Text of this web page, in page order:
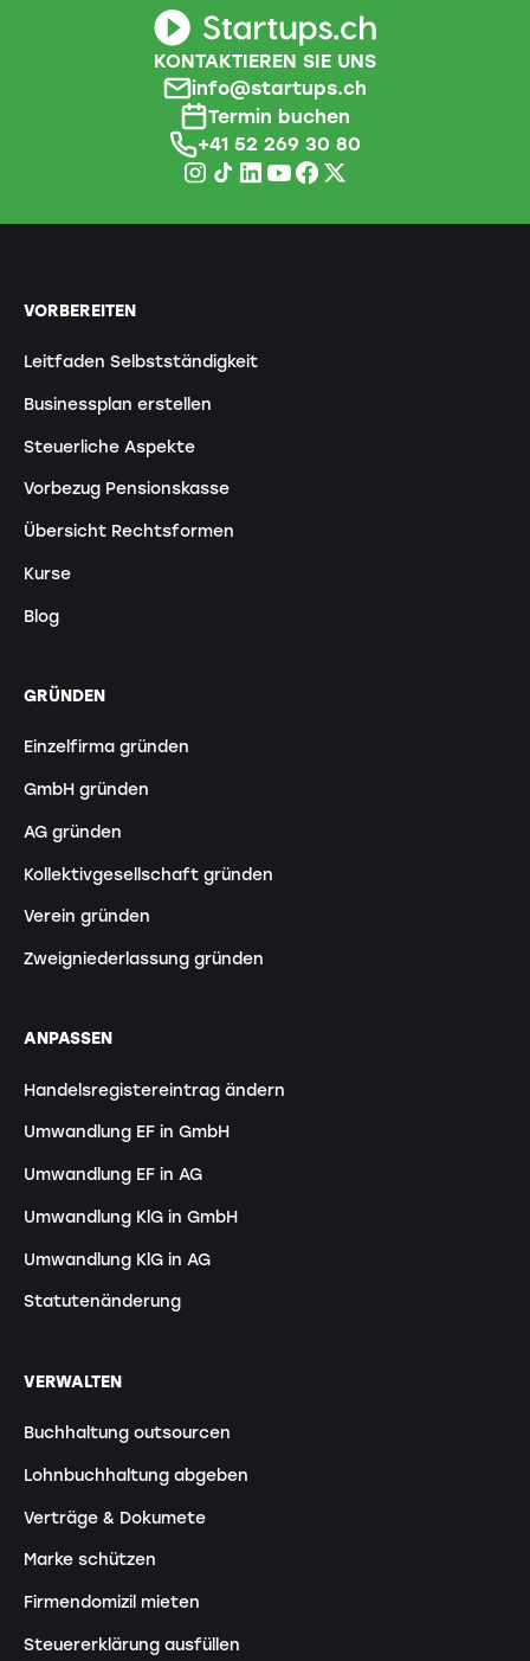
KONTAKTIEREN SIE UNS
info@startups.ch
Termin buchen
+41 52 269 30 80
VORBEREITEN
Leitfaden Selbstständigkeit
Businessplan erstellen
Steuerliche Aspekte
Vorbezug Pensionskasse
Übersicht Rechtsformen
Kurse
Blog
GRÜNDEN
Einzelfirma gründen
GmbH gründen
AG gründen
Kollektivgesellschaft gründen
Verein gründen
Zweigniederlassung gründen
ANPASSEN
Handelsregistereintrag ändern
Umwandlung EF in GmbH
Umwandlung EF in AG
Umwandlung KlG in GmbH
Umwandlung KlG in AG
Statutenänderung
VERWALTEN
Buchhaltung outsourcen
Lohnbuchhaltung abgeben
Verträge & Dokumete
Marke schützen
Firmendomizil mieten
Steuererklärung ausfüllen